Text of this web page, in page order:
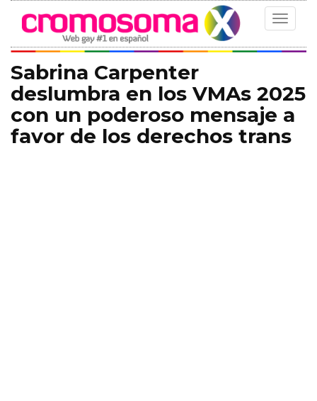
Toggle
Sabrina Carpenter
deslumbra en los VMAs 2025
con un poderoso mensaje a
favor de los derechos trans